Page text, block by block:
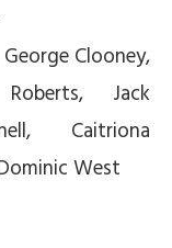
Clooney,
Jack
Caitriona
West